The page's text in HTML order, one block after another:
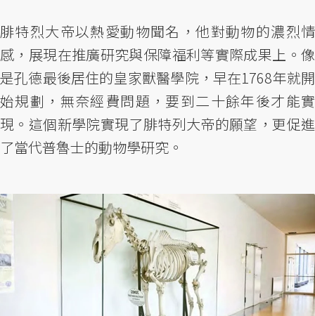
腓特烈大帝以熱愛動物聞名，他對動物的濃烈情
感，展現在推廣研究與保障福利等實際成果上。像
是孔德最後居住的皇家獸醫學院，早在1768年就開
始規劃，無奈經費問題，要到二十餘年後才能實
現。這個新學院實現了腓特列大帝的願望，更促進
了當代普魯士的動物學研究。